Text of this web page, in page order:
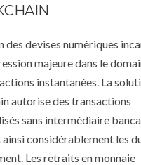
des devises numériques
majeure dans le
instantanées. La
autorise des transactions
sans intermédiaire
considérablement les
Les retraits en monnaie